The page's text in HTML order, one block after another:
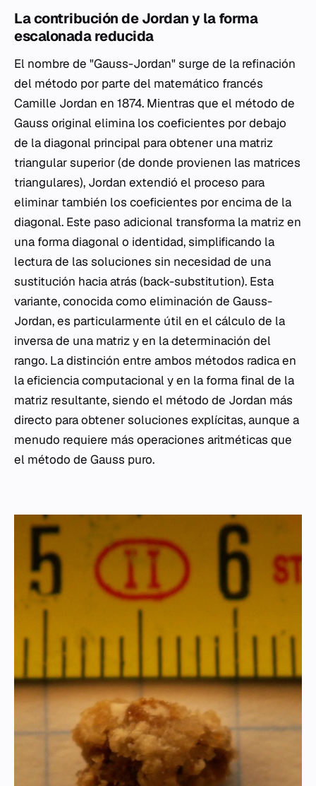
La contribución de Jordan y la forma
escalonada reducida
El nombre de "Gauss-Jordan" surge de la refinación
del método por parte del matemático francés
Camille Jordan en 1874. Mientras que el método de
Gauss original elimina los coeficientes por debajo
de la diagonal principal para obtener una matriz
triangular superior (de donde provienen las matrices
triangulares), Jordan extendió el proceso para
eliminar también los coeficientes por encima de la
diagonal. Este paso adicional transforma la matriz en
una forma diagonal o identidad, simplificando la
lectura de las soluciones sin necesidad de una
sustitución hacia atrás (back-substitution). Esta
variante, conocida como eliminación de Gauss-
Jordan, es particularmente útil en el cálculo de la
inversa de una matriz y en la determinación del
rango. La distinción entre ambos métodos radica en
la eficiencia computacional y en la forma final de la
matriz resultante, siendo el método de Jordan más
directo para obtener soluciones explícitas, aunque a
menudo requiere más operaciones aritméticas que
el método de Gauss puro.